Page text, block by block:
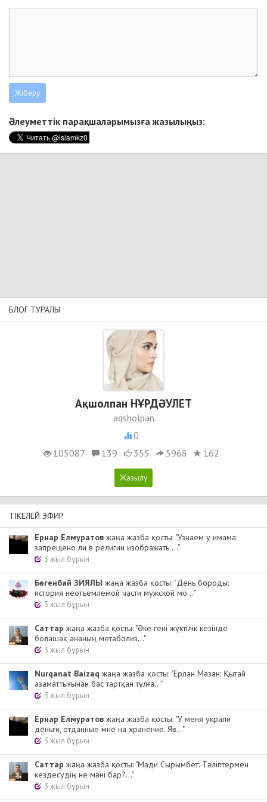
Әлеуметтік парақшаларымызға жазылыңыз:
БЛОГ ТУРАЛЫ
Ақшолпан НҰРДӘУЛЕТ
aqsholpan
0
105087
139 355 5968 162
ТІКЕЛЕЙ ЭФИР
Ернар Елмуратов жаңа жазба қосты: "Узнаем у имама:
запрещено ли в религии изображать ..."
3 жыл бұрын
Бөгенбай ЗИЯЛЫ жаңа жазба қосты: "День бороды:
история неотъемлемой части мужской мо..."
3 жыл бұрын
Cаттар жаңа жазба қосты: "Әке гені жүктілік кезінде
болашақ ананың метаболиз..."
3 жыл бұрын
Nurqanat Baizaq жаңа жазба қосты: "Ерлан Мазан: Қытай
азаматтығынан бас тартқан тұлға..."
3 жыл бұрын
Ернар Елмуратов жаңа жазба қосты: "У меня украли
деньги, отданные мне на хранение. Яв..."
3 жыл бұрын
Cаттар жаңа жазба қосты: "Мәди Сырымбет: Тәліптермен
кездесудің не мәні бар?..."
3 жыл бұрын